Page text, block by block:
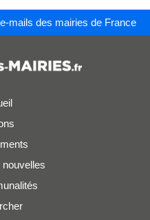
mails des mairies de France